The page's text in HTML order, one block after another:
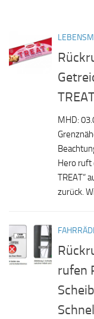
MHD:
Hero ruft
TREAT“
zurück.
rufen